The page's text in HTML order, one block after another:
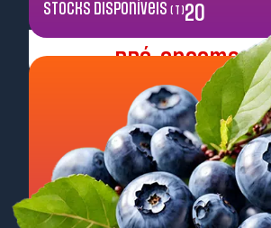
Stocks disponíveis ( T ) 20
Pré-